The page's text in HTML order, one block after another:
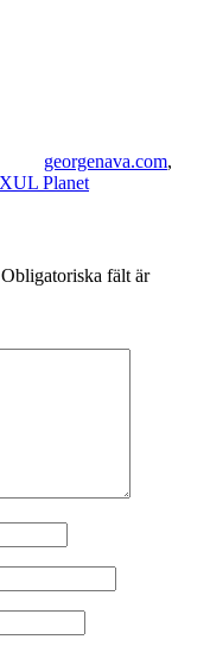
georgenava.com,
XUL Planet
Obligatoriska fält är